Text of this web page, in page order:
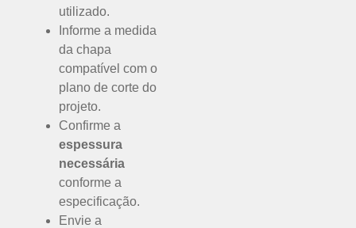
utilizado.
Informe a medida
da chapa
compatível com o
plano de corte do
projeto.
Confirme a
espessura
necessária
conforme a
especificação.
Envie a